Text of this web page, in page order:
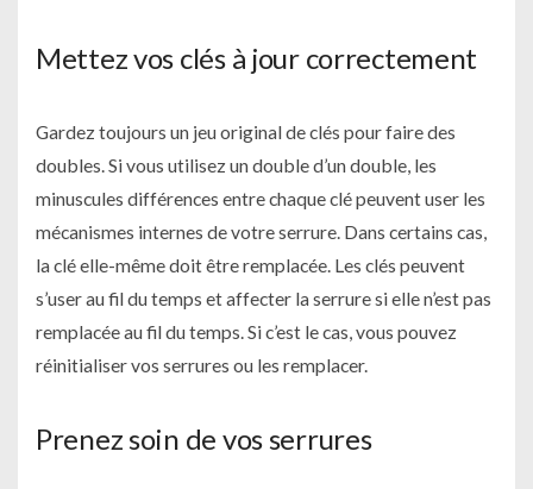
Mettez vos clés à jour correctement
Gardez toujours un jeu original de clés pour faire des
doubles. Si vous utilisez un double d’un double, les
minuscules différences entre chaque clé peuvent user les
mécanismes internes de votre serrure. Dans certains cas,
la clé elle-même doit être remplacée. Les clés peuvent
s’user au fil du temps et affecter la serrure si elle n’est pas
remplacée au fil du temps. Si c’est le cas, vous pouvez
réinitialiser vos serrures ou les remplacer.
Prenez soin de vos serrures